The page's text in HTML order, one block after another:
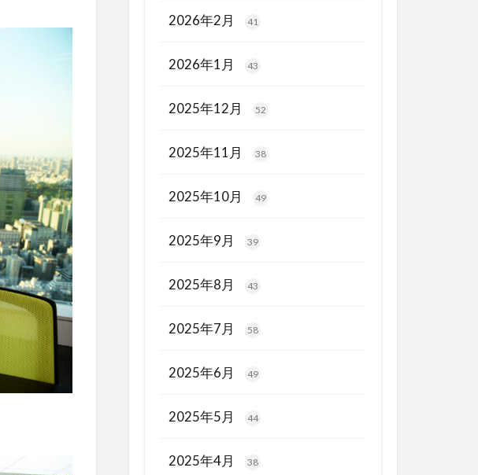
2026年2月 41
2026年1月 43
2025年12月 52
2025年11月 38
2025年10月 49
2025年9月 39
2025年8月 43
2025年7月 58
2025年6月 49
2025年5月 44
2025年4月 38